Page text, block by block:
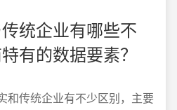
统企业有哪些不
有的数据要素？
和传统企业有不少区别，主要